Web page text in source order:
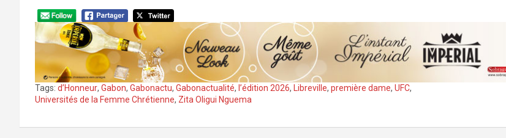
Tags: d’Honneur, Gabon, Gabonactu, Gabonactualité, l’édition 2026, Libreville, première dame, UFC,
Universités de la Femme Chrétienne, Zita Oligui Nguema